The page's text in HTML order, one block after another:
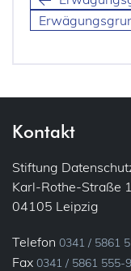
Kontakt
Stiftung
Karl-Rothe-Straße
04105 Leipzig
Telefon 0341 / 5861
Fax 0341 / 5861 555-9